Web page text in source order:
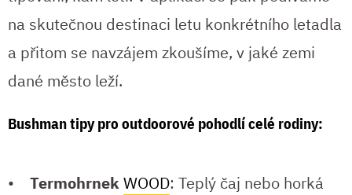
na skutečnou destinaci letu konkrétního letadla
a přitom se navzájem zkoušíme, v jaké zemi
dané město leží.
Bushman tipy pro outdoorové pohodlí celé rodiny:
• TermohrnekWOOD: Teplý čaj nebo horká